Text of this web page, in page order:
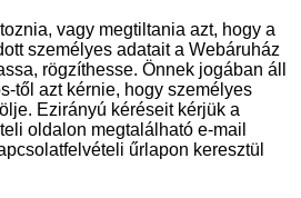
vagy megtiltania azt, hogy a
személyes adatait a Webáruház
rögzíthesse. Önnek jogában áll
től azt kérnie, hogy személyes
Ezirányú kéréseit kérjük a
oldalon megtalálható e-mail
űrlapon keresztül